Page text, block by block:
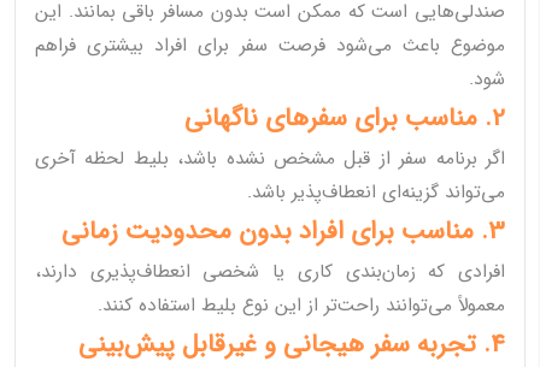
صندلی‌هایی است که ممکن است بدون مسافر باقی بمانند. این
موضوع باعث می‌شود فرصت سفر برای افراد بیشتری فراهم
شود.
2. مناسب برای سفرهای ناگهانی
اگر برنامه سفر از قبل مشخص نشده باشد، بلیط لحظه آخری
می‌تواند گزینه‌ای انعطاف‌پذیر باشد.
3. مناسب برای افراد بدون محدودیت زمانی
افرادی که زمان‌بندی کاری یا شخصی انعطاف‌پذیری دارند،
معمولاً می‌توانند راحت‌تر از این نوع بلیط استفاده کنند.
4. تجربه سفر هیجانی و غیرقابل پیش‌بینی